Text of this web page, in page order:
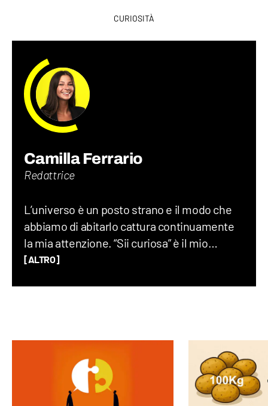
CURIOSITÀ
Camilla Ferrario
Redattrice
L’universo è un posto strano e il modo che
abbiamo di abitarlo cattura continuamente
la mia attenzione. “Sii curiosa” è il mio
imperativo: amo provare a ricostruire indizio
dialogo aperto con gli altri e della pasta alle
[ALTRO]